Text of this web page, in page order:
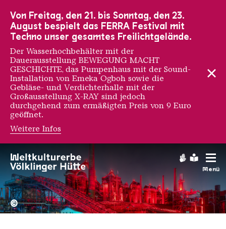
Menü
Hochofengruppe in Rot
Copyright:
©
Von Freitag, den 21. bis Sonntag, den 23.
August bespielt das FERRA Festival mit
Techno unser gesamtes Freilichtgelände.
Der Wasserhochbehälter mit der
Dauerausstellung BEWEGUNG MACHT
GESCHICHTE, das Pumpenhaus mit der Sound-
Installation von Emeka Ogboh sowie die
Gebläse- und Verdichterhalle mit der
Großausstellung X-RAY sind jedoch
durchgehend zum ermäßigten Preis von 9 Euro
geöffnet.
Weitere Infos